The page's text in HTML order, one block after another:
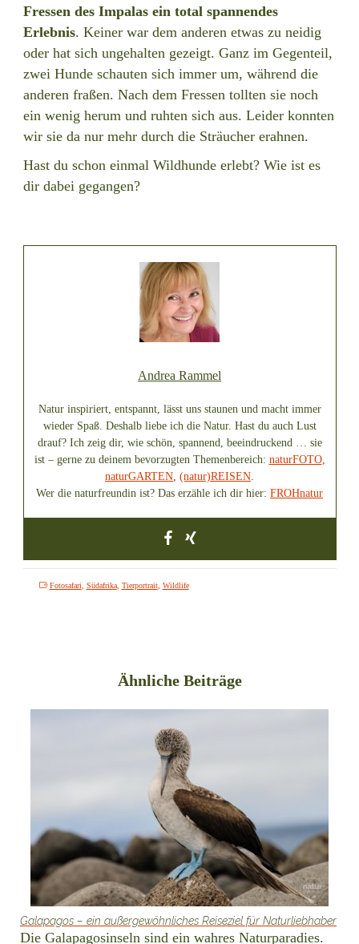
Fressen des Impalas ein total spannendes
Erlebnis. Keiner war dem anderen etwas zu neidig
oder hat sich ungehalten gezeigt. Ganz im Gegenteil,
zwei Hunde schauten sich immer um, während die
anderen fraßen. Nach dem Fressen tollten sie noch
ein wenig herum und ruhten sich aus. Leider konnten
wir sie da nur mehr durch die Sträucher erahnen.
Hast du schon einmal Wildhunde erlebt? Wie ist es
dir dabei gegangen?
Andrea Rammel
Natur inspiriert, entspannt, lässt uns staunen und macht immer
wieder Spaß. Deshalb liebe ich die Natur. Hast du auch Lust
drauf? Ich zeig dir, wie schön, spannend, beeindruckend … sie
ist – gerne zu deinem bevorzugten Themenbereich: naturFOTO,
naturGARTEN, (natur)REISEN.
Wer die naturfreundin ist? Das erzähle ich dir hier: FROHnatur
Fotosafari, Südafrika, Tierportrait, Wildlife
Ähnliche Beiträge
Galapagos – ein außergewöhnliches Reiseziel für Naturliebhaber
Die Galapagosinseln sind ein wahres Naturparadies.